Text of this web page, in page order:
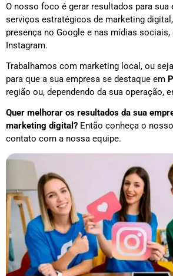
O nosso foco é gerar resultados para sua
serviços estratégicos de marketing
presença no Google e nas mídias
Instagram.
Trabalhamos com marketing local, ou
para que a sua empresa se destaque em
região ou, dependendo da sua operação,
Quer melhorar os resultados da sua
marketing digital? Então conheça o
contato com a nossa equipe.